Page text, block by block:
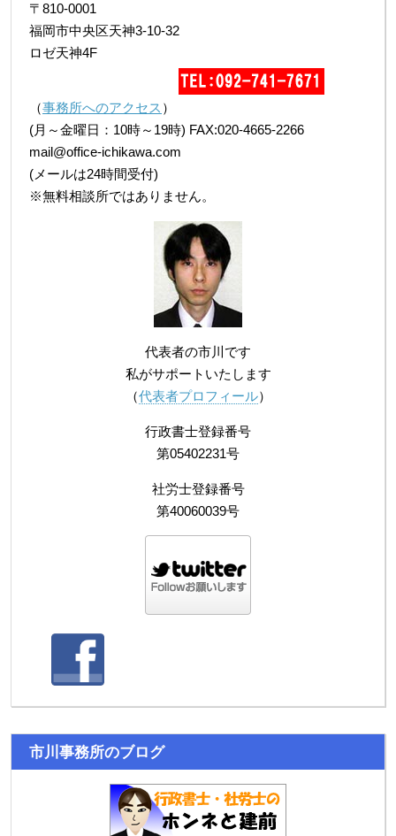
〒810-0001
福岡市中央区天神3-10-32
ロゼ天神4F
（事務所へのアクセス ）
(月～金曜日：10時～19時) FAX:020-4665-2266
mail@office-ichikawa.com
(メールは24時間受付)
※無料相談所ではありません。
代表者の市川です
私がサポートいたします
（代表者プロフィール）
行政書士登録番号
第05402231号
社労士登録番号
第40060039号
市川事務所のブログ